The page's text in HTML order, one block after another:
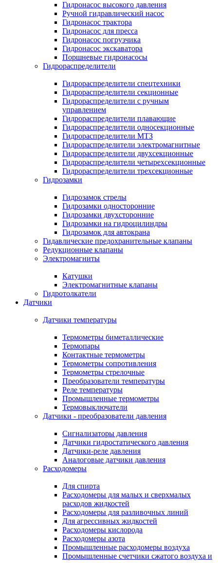
Гидронасос высокого давления
Ручной гидравлический насос
Гидронасос трактора
Гидронасос для пресса
Гидронасос погрузчика
Гидронасос экскаватора
Поршневые гидронасосы
Гидрораспределители
Гидрораспределители спецтехники
Гидрораспределители секционные
Гидрораспределители с ручным
управлением
Гидрораспределители плавающие
Гидрораспределители односекционные
Гидрораспределители МТЗ
Гидрораспределители электромагнитные
Гидрораспределители двухсекционные
Гидрораспределители четырехсекционные
Гидрораспределители трехсекционные
Гидрозамки
Гидрозамок стрелы
Гидрозамки односторонние
Гидрозамки двухсторонние
Гидрозамки на гидроцилиндры
Гидрозамок для автокрана
Гидавлические предохранительные клапаны
Редукционные клапаны
Электромагниты
Катушки
Электромагнитные клапаны
Гидротолкатели
Датчики
Датчики температуры
Термометры биметаллические
Термопары
Контактные термометры
Термометры сопротивления
Термометры стрелочные
Преобразователи температуры
Реле температуры
Промышленные термометры
Термовыключатели
Датчики - преобразователи давления
Сигнализаторы давления
Датчики гидростатического давления
Датчики-реле давления
Аналоговые датчики давления
Расходомеры
Для спирта
Расходомеры для малых и сверхмалых
расходов жидкостей
Расходомеры для разливочных линий
Для агрессивных жидкостей
Расходомеры кислорода
Расходомеры азота
Промышленные расходомеры воздуха
Промышленные счетчики сжатого воздуха и